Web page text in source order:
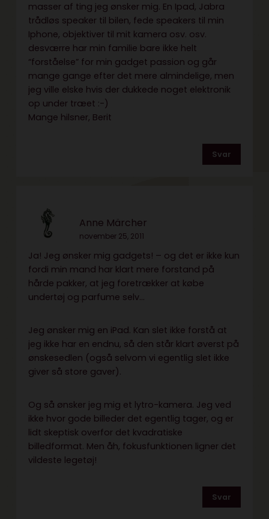
masser af ting jeg ønsker mig. En Ipad, Jabra
trådløs speaker til bilen, fede speakers til min
Iphone, objektiver til mit kamera osv. osv.
desværre har min familie bare ikke helt
“forståelse” for min gadget passion og går
mange gange efter det mere almindelige, men
jeg ville elske hvis der dukkede noget elektronik
op under træet :-)
Mange hilsner, Berit
Svar
Anne Märcher
november 25, 2011
Ja! Jeg ønsker mig gadgets! – og det er ikke kun
fordi min mand har klart mere forstand på
hårde pakker, at jeg foretrækker at købe
undertøj og parfume selv…
Jeg ønsker mig en iPad. Kan slet ikke forstå at
jeg ikke har en endnu, så den står klart øverst på
ønskesedlen (også selvom vi egentlig slet ikke
giver så store gaver).
Og så ønsker jeg mig et lytro-kamera. Jeg ved
ikke hvor gode billeder det egentlig tager, og er
lidt skeptisk overfor det kvadratiske
billedformat. Men åh, fokusfunktionen ligner det
vildeste legetøj!
Svar